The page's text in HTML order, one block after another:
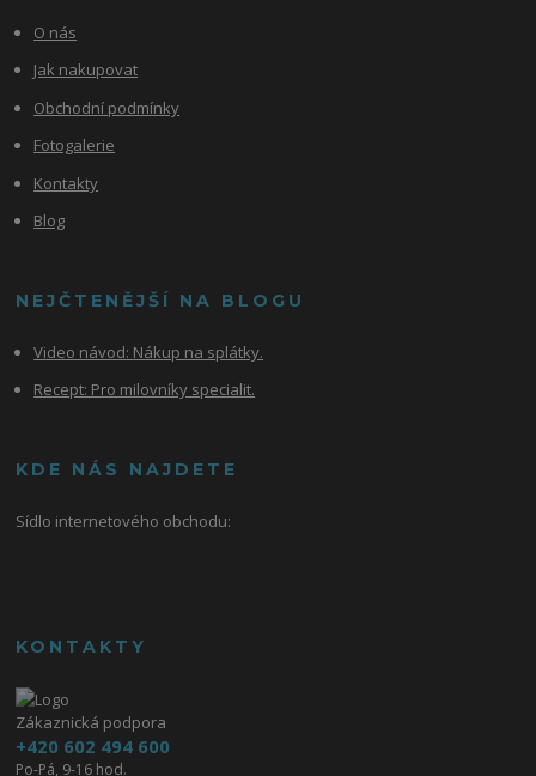
O nás
Jak nakupovat
Obchodní podmínky
Fotogalerie
Kontakty
Blog
NEJČTENĚJŠÍ NA BLOGU
Video návod: Nákup na splátky.
Recept: Pro milovníky specialit.
KDE NÁS NAJDETE
Sídlo internetového obchodu:
KONTAKTY
Zákaznická podpora
+420 602 494 600
Po-Pá, 9-16 hod.